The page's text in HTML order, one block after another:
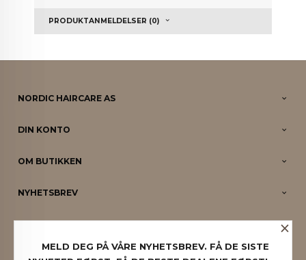
PRODUKTANMELDELSER (0)
NORDIC HAIRCARE AS
DIN KONTO
OM BUTIKKEN
NYHETSBREV
PARTNERE ×
MELD DEG PÅ VÅRE NYHETSBREV. FÅ DE SISTE